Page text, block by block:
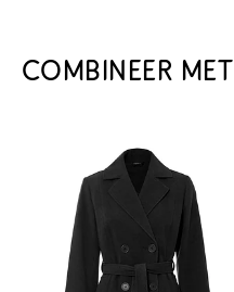
COMBINEER MET